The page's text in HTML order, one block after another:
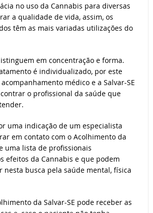
no uso da Cannabis para diversas
a qualidade de vida, assim, os
têm as mais variadas utilizações do
em concentração e forma.
é individualizado, por este
médico e a Salvar-SE
o profissional da saúde que
uma indicação de um especialista
em contato com o Acolhimento da
uma lista de profissionais
efeitos da Cannabis e que podem
nesta busca pela saúde mental, física
da Salvar-SE pode receber as